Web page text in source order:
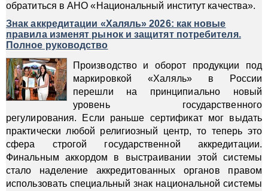
обратиться в АНО «Национальный институт качества».
Знак аккредитации «Халяль» 2026: как новые
правила изменят рынок и защитят потребителя.
Полное руководство
Производство и оборот продукции под
маркировкой «Халяль» в России
перешли на принципиально новый
уровень государственного
регулирования. Если раньше сертификат мог выдать
практически любой религиозный центр, то теперь это
сфера строгой государственной аккредитации.
Финальным аккордом в выстраивании этой системы
стало наделение аккредитованных органов правом
использовать специальный знак национальной системы